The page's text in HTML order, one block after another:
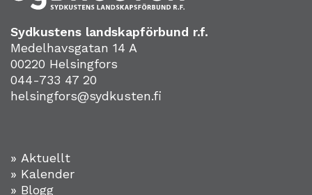
Sydkustens landskapförbund r.f.
Medelhavsgatan 14 A
00220 Helsingfors
044-733 47 20
helsingfors@sydkusten.fi
» Aktuellt
» Kalender
» Blogg